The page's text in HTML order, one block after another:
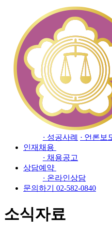
소개
· 인사말
· 오시는길
업무분야
· 프랜차이즈 전담센
재산(IP) 전담센터
· 이혼/상속
· 형사 ·
소식자료
· 성공사례 · 언론보
인재채용
· 채용공고
상담예약
· 온라인상담
문의하기 02-582-0840
소식자료